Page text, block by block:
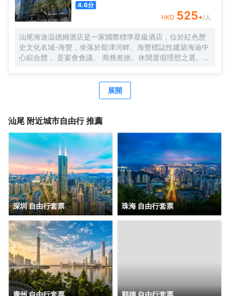
4.6分
HKD 525+/人
汕尾海迪温德姆酒店是一家國際標準星級酒店，位於紅色歷
史文化名城-海豐，坐落於龍津河畔、海豐標誌性建築海迪中
心綜合體， 是宴會會議、 商務差旅、休閒度假理想之選。
展開
汕尾 附近城市自由行 推薦
深圳 自由行套票 珠海 自由行套票
廣州 自由行套票 順德 自由行套票